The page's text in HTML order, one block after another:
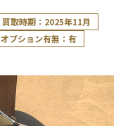
買取時期：2025年11月
オプション有無：有